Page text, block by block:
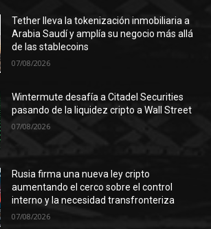
Tether lleva la tokenización inmobiliaria a
Arabia Saudí y amplía su negocio más allá
de las stablecoins
07/08/2026
Wintermute desafía a Citadel Securities
pasando de la liquidez cripto a Wall Street
07/08/2026
Rusia firma una nueva ley cripto
aumentando el cerco sobre el control
interno y la necesidad transfronteriza
07/08/2026